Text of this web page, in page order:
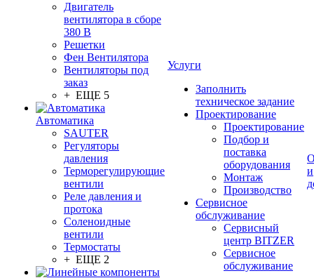
Двигатель
вентилятора в сборе
380 В
Решетки
Фен Вентилятора
Вентиляторы под
заказ
+ ЕЩЕ 5
Автоматика
SAUTER
Регуляторы
давления
Терморегулирующие
вентили
Реле давления и
протока
Соленоидные
вентили
Термостаты
+ ЕЩЕ 2
Услуги
Заполнить
техническое задание
Проектирование
Проектирование
Подбор и
поставка
оборудования
Монтаж
Производство
Сервисное
обслуживание
Сервисный
центр BITZER
Сервисное
обслуживание
и